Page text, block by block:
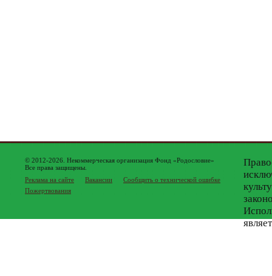
© 2012-2026. Некоммерческая организация Фонд «Родословие»
Все права защищены.
Реклама на сайте
Вакансии
Сообщить о технической ошибке
Пожертвования